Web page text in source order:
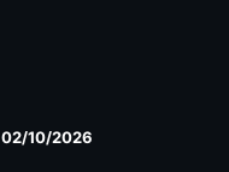
02/10/2026